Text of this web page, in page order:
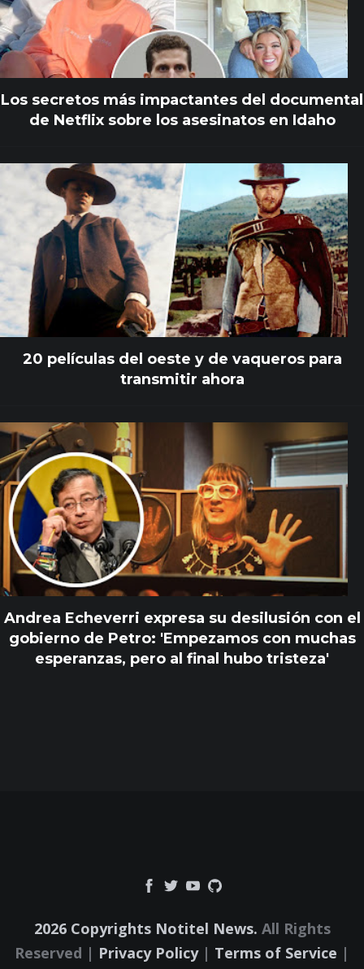
Los secretos más impactantes del documental
de Netflix sobre los asesinatos en Idaho
20 películas del oeste y de vaqueros para
transmitir ahora
Andrea Echeverri expresa su desilusión con el
gobierno de Petro: 'Empezamos con muchas
esperanzas, pero al final hubo tristeza'
2026 Copyrights Notitel News. All Rights
Reserved | Privacy Policy| Terms of Service |